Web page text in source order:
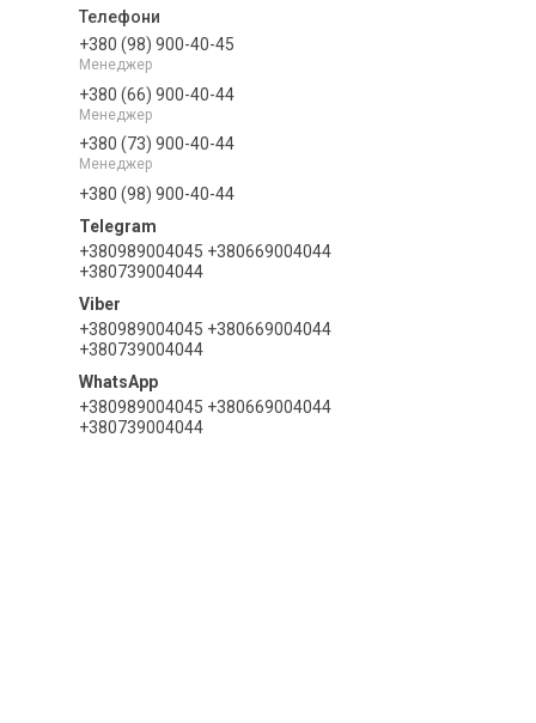
+380 (98) 900-40-45
Менеджер
+380 (66) 900-40-44
Менеджер
+380 (73) 900-40-44
Менеджер
+380 (98) 900-40-44
+380989004045 +380669004044
+380739004044
+380989004045 +380669004044
+380739004044
+380989004045 +380669004044
+380739004044